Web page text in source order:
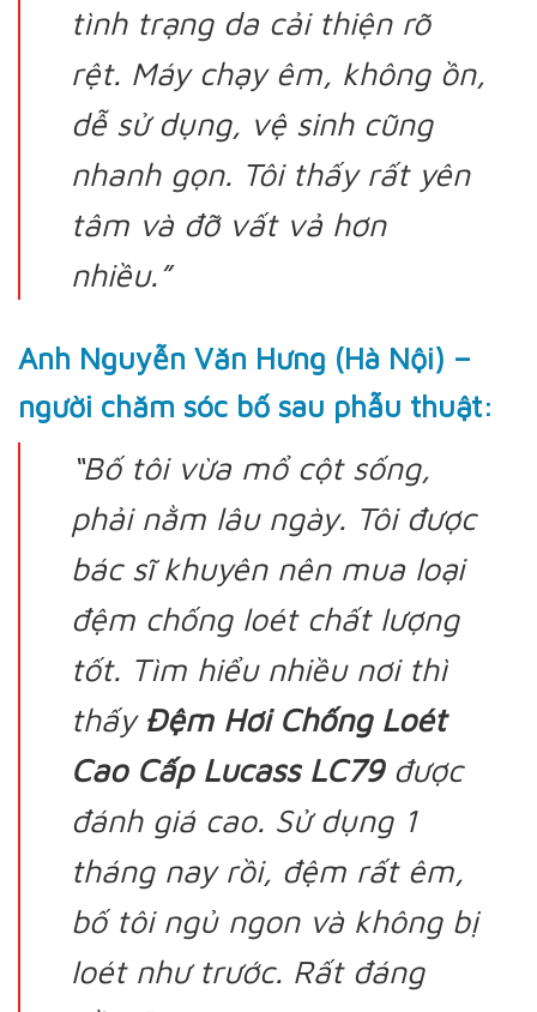
tình trạng da cải thiện rõ
rệt. Máy chạy êm, không ồn,
dễ sử dụng, vệ sinh cũng
nhanh gọn. Tôi thấy rất yên
tâm và đỡ vất vả hơn
nhiều.”
Anh Nguyễn Văn Hưng (Hà Nội) –
người chăm sóc bố sau phẫu thuật:
“Bố tôi vừa mổ cột sống,
phải nằm lâu ngày. Tôi được
bác sĩ khuyên nên mua loại
đệm chống loét chất lượng
tốt. Tìm hiểu nhiều nơi thì
thấy Đệm Hơi Chống Loét
Cao Cấp Lucass LC79được
đánh giá cao. Sử dụng 1
tháng nay rồi, đệm rất êm,
bố tôi ngủ ngon và không bị
loét như trước. Rất đáng